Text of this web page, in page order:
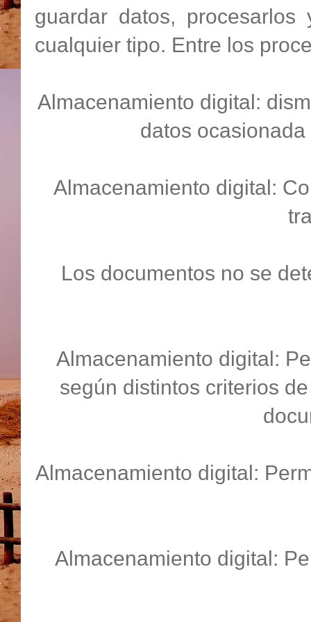
guardar datos,
cualquier tipo. Entre los
Almacenamiento digital:
datos
Almacenamiento digital:
Los documentos no se
Almacenamiento digital:
según distintos criterios
Almacenamiento digital:
Almacenamiento digital: